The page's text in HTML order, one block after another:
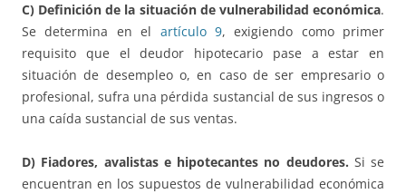
C) Definición de la situación de vulnerabilidad económica.
Se determina en el artículo 9, exigiendo como primer
requisito que el deudor hipotecario pase a estar en
situación de desempleo o, en caso de ser empresario o
profesional, sufra una pérdida sustancial de sus ingresos o
una caída sustancial de sus ventas.
D) Fiadores, avalistas e hipotecantes no deudores. Si se
encuentran en los supuestos de vulnerabilidad económica